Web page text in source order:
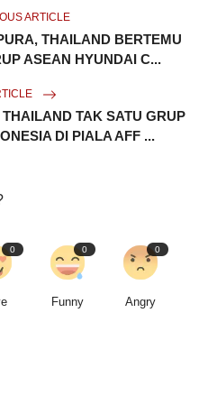
ARTICLE
THAILAND BERTEMU
ASEAN HYUNDAI C...
TAK SATU GRUP
DI PIALA AFF ...
0 0
Funny
0
Angry